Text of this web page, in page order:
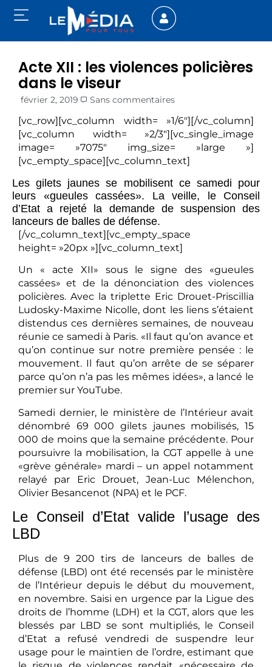
Acte XII : les violences policières
dans le viseur
février 2, 2019 Sans commentaires
[vc_row][vc_column width= »1/6″][/vc_column]
[vc_column width= »2/3″][vc_single_image
image= »7075″ img_size= »large »]
[vc_empty_space][vc_column_text]
Les gilets jaunes se mobilisent ce samedi pour
leurs «gueules cassées». La veille, le Conseil
d’Etat a rejeté la demande de suspension des
lanceurs de balles de défense.
[/vc_column_text][vc_empty_space
height= »20px »][vc_column_text]
Un « acte XII» sous le signe des «gueules
cassées» et de la dénonciation des violences
policières. Avec la triplette Eric Drouet-Priscillia
Ludosky-Maxime Nicolle, dont les liens s’étaient
distendus ces dernières semaines, de nouveau
réunie ce samedi à Paris. «Il faut qu’on avance et
qu’on continue sur notre première pensée : le
mouvement. Il faut qu’on arrête de se séparer
parce qu’on n’a pas les mêmes idées», a lancé le
premier sur YouTube.
Samedi dernier, le ministère de l’Intérieur avait
dénombré 69 000 gilets jaunes mobilisés, 15
000 de moins que la semaine précédente. Pour
poursuivre la mobilisation, la CGT appelle à une
«grève générale» mardi – un appel notamment
relayé par Eric Drouet, Jean-Luc Mélenchon,
Olivier Besancenot (NPA) et le PCF.
Le Conseil d’Etat valide l’usage des
LBD
Plus de 9 200 tirs de lanceurs de balles de
défense (LBD) ont été recensés par le ministère
de l’Intérieur depuis le début du mouvement,
en novembre. Saisi en urgence par la Ligue des
droits de l’homme (LDH) et la CGT, alors que les
blessés par LBD se sont multipliés, le Conseil
d’Etat a refusé vendredi de suspendre leur
usage pour le maintien de l’ordre, estimant que